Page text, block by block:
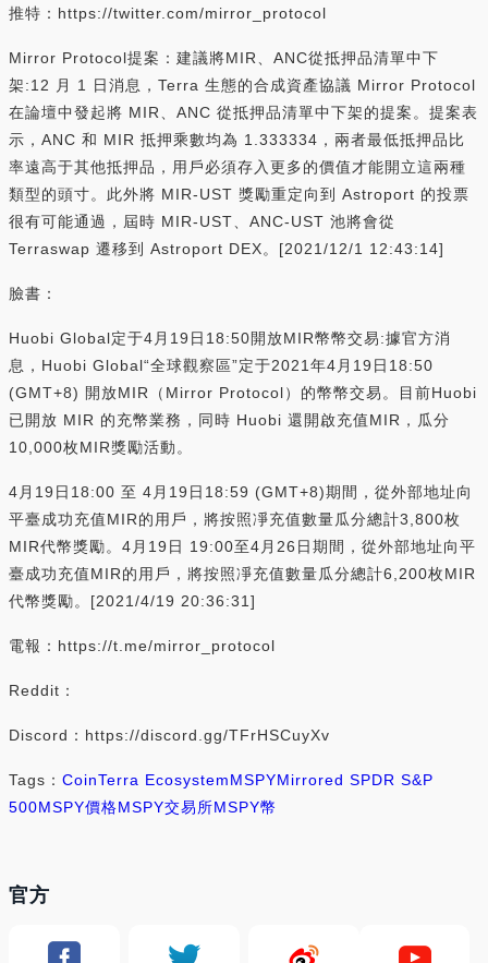
推特：https://twitter.com/mirror_protocol
Mirror Protocol提案：建議將MIR、ANC從抵押品清單中下
架:12 月 1 日消息，Terra 生態的合成資產協議 Mirror Protocol
在論壇中發起將 MIR、ANC 從抵押品清單中下架的提案。提案表
示，ANC 和 MIR 抵押乘數均為 1.333334，兩者最低抵押品比
率遠高于其他抵押品，用戶必須存入更多的價值才能開立這兩種
類型的頭寸。此外將 MIR-UST 獎勵重定向到 Astroport 的投票
很有可能通過，屆時 MIR-UST、ANC-UST 池將會從
Terraswap 遷移到 Astroport DEX。[2021/12/1 12:43:14]
臉書：
Huobi Global定于4月19日18:50開放MIR幣幣交易:據官方消
息，Huobi Global“全球觀察區”定于2021年4月19日18:50
(GMT+8) 開放MIR（Mirror Protocol）的幣幣交易。目前Huobi
已開放 MIR 的充幣業務，同時 Huobi 還開啟充值MIR，瓜分
10,000枚MIR獎勵活動。
4月19日18:00 至 4月19日18:59 (GMT+8)期間，從外部地址向
平臺成功充值MIR的用戶，將按照凈充值數量瓜分總計3,800枚
MIR代幣獎勵。4月19日 19:00至4月26日期間，從外部地址向平
臺成功充值MIR的用戶，將按照凈充值數量瓜分總計6,200枚MIR
代幣獎勵。[2021/4/19 20:36:31]
電報：https://t.me/mirror_protocol
Reddit：
Discord：https://discord.gg/TFrHSCuyXv
Tags： CoinTerra EcosystemMSPYMirrored SPDR S&P
500MSPY價格MSPY交易所MSPY幣
官方